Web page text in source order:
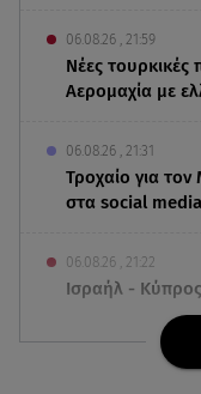
06.08.26 , 21:59
Νέες τουρκικές
Αερομαχία με
06.08.26 , 21:31
Τροχαίο για
στα social media
06.08.26 , 21:22
Ισραήλ -
υποθαλάσσιο